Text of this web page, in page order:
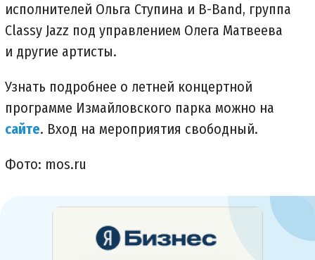
исполнителей Ольга Ступина и B-Band, группа
Classy Jazz под управлением Олега Матвеева
и другие артисты.
Узнать подробнее о летней концертной
программе Измайловского парка можно на
сайте. Вход на мероприятия свободный.
Фото: mos.ru